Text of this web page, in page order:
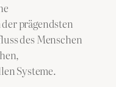
prägendsten
des Menschen
Systeme.